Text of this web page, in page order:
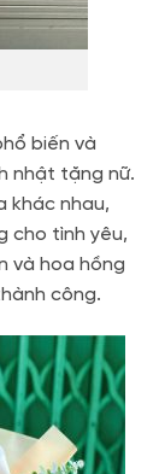
biến và
nhật tặng nữ.
khác nhau,
cho tình yêu,
và hoa hồng
công.